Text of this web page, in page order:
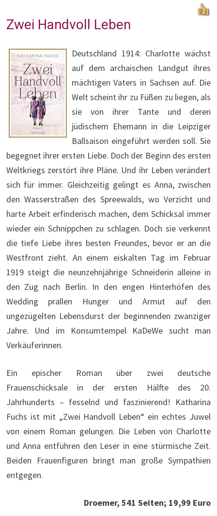
Zwei Handvoll Leben
Deutschland 1914: Charlotte wächst
auf dem archaischen Landgut ihres
mächtigen Vaters in Sachsen auf. Die
Welt scheint ihr zu Füßen zu liegen, als
sie von ihrer Tante und deren
jüdischem Ehemann in die Leipziger
Ballsaison eingeführt werden soll. Sie
begegnet ihrer ersten Liebe. Doch der Beginn des ersten
Weltkriegs zerstört ihre Pläne. Und ihr Leben verändert
sich für immer. Gleichzeitig gelingt es Anna, zwischen
den Wasserstraßen des Spreewalds, wo Verzicht und
harte Arbeit erfinderisch machen, dem Schicksal immer
wieder ein Schnippchen zu schlagen. Doch sie verkennt
die tiefe Liebe ihres besten Freundes, bevor er an die
Westfront zieht. An einem eiskalten Tag im Februar
1919 steigt die neunzehnjährige Schneiderin alleine in
den Zug nach Berlin. In den engen Hinterhöfen des
Wedding prallen Hunger und Armut auf den
ungezügelten Lebensdurst der beginnenden zwanziger
Jahre. Und im Konsumtempel KaDeWe sucht man
Verkäuferinnen.
Ein epischer Roman über zwei deutsche
Frauenschicksale in der ersten Hälfte des 20.
Jahrhunderts – fesselnd und faszinierend! Katharina
Fuchs ist mit „Zwei Handvoll Leben“ ein echtes Juwel
von einem Roman gelungen. Die Leben von Charlotte
und Anna entführen den Leser in eine stürmische Zeit.
Beiden Frauenfiguren bringt man große Sympathien
entgegen.
Droemer, 541 Seiten; 19,99 Euro